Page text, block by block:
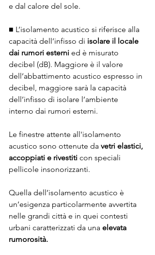
e dal calore del sole.
■ L’isolamento acustico si riferisce alla
capacità dell’infisso di isolare il locale
dai rumori esterni ed è misurato
decibel (dB). Maggiore è il valore
dell’abbattimento acustico espresso in
decibel, maggiore sarà la capacità
dell’infisso di isolare l’ambiente
interno dai rumori esterni.
Le finestre attente all'isolamento
acustico sono ottenute da vetri elastici,
accoppiati e rivestiti con speciali
pellicole insonorizzanti.
Quella dell’isolamento acustico è
un’esigenza particolarmente avvertita
nelle grandi città e in quei contesti
urbani caratterizzati da una elevata
rumorosità.